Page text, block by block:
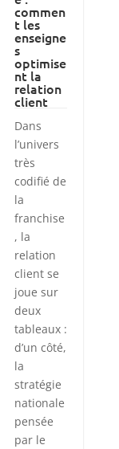
commen
t les
enseigne
s
optimise
nt la
relation
client
Dans
l’univers
très
codifié de
la
franchise
, la
relation
client se
joue sur
deux
tableaux :
d’un côté,
la
stratégie
nationale
pensée
par le